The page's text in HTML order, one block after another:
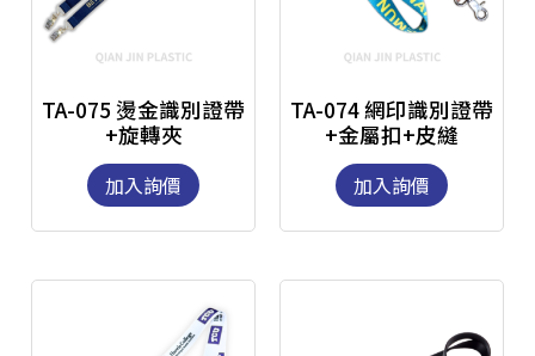
TA-075 燙金識別證帶
+旋轉夾
加入詢價
TA-074 網印識別證帶
+金屬扣+皮縫
加入詢價